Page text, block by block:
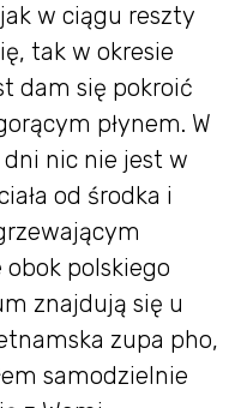
w ciągu reszty
tak w okresie
dam się pokroić
płynem. W
dni nic nie jest w
od środka i
polskiego
znajdują się u
zupa pho,
samodzielnie